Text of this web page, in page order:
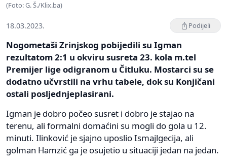
(Foto: G. Š./Klix.ba)
18.03.2023. Podijeli
Nogometaši Zrinjskog pobijedili su Igman
rezultatom 2:1 u okviru susreta 23. kola m.tel
Premijer lige odigranom u Čitluku. Mostarci su se
dodatno učvrstili na vrhu tabele, dok su Konjičani
ostali posljednjeplasirani.
Igman je dobro počeo susret i dobro je stajao na
terenu, ali formalni domaćini su mogli do gola u 12.
minuti. Ilinković je sjajno uposlio Ismajlgecija, ali
golman Hamzić ga je osujetio u situaciji jedan na jedan.